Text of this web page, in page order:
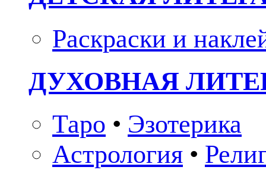
Раскраски и
ДУХОВНАЯ
Таро • Эзотерика
Астрология •